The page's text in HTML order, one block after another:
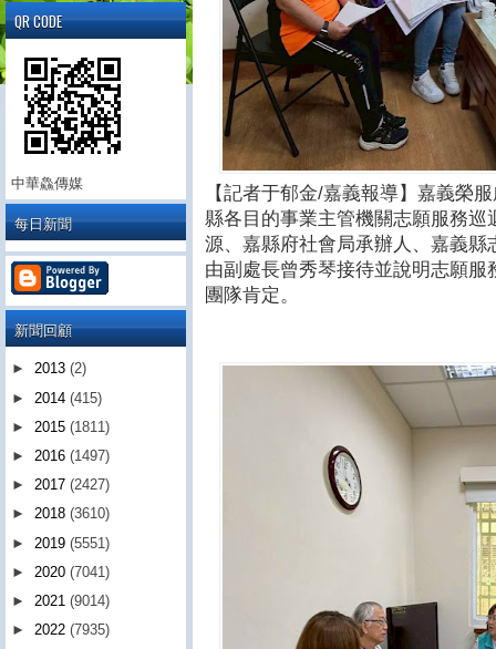
【記者于郁金/嘉義報導】嘉義榮
縣各目的事業主管機關志願服務
源、嘉縣府社會局承辦人、嘉義
由副處長曾秀琴接待並說明志願
團隊肯定。
QR CODE
中華鱻傳媒
每日新聞
新聞回顧
► 2013 (2)
► 2014 (415)
► 2015 (1811)
► 2016 (1497)
► 2017 (2427)
► 2018 (3610)
► 2019 (5551)
► 2020 (7041)
► 2021 (9014)
► 2022 (7935)